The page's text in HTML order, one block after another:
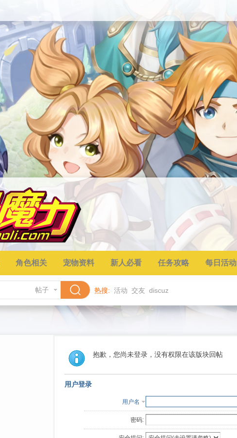
角色相关 宠物资料 新人必看 任务攻略 每日活动
帖子 热搜: 活动 交友 discuz
抱歉，您尚未登录，没有权限在该版块回帖
用户登录
用户名
密码: